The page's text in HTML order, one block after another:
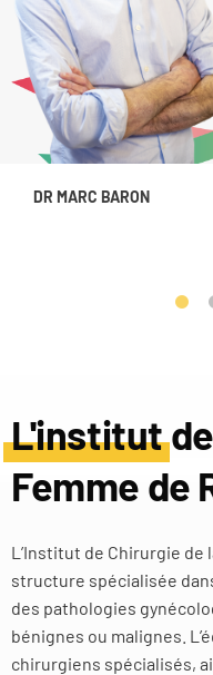
DR MARC BARON
L'institut
Femme de
L’Institut de Chirurgie de
structure spécialisée
des pathologies
bénignes ou malignes.
chirurgiens spécialisés,